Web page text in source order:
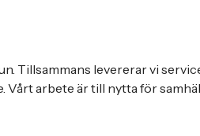
Tillsammans levererar vi
Vårt arbete är till nytta för